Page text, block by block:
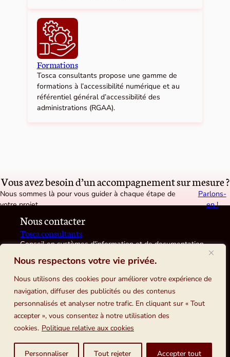
Nous respectons votre vie privée.
Nous utilisons des cookies pour améliorer votre expérience de
navigation, diffuser des publicités ou des contenus
personnalisés et analyser notre trafic. En cliquant sur « Tout
accepter », vous consentez à notre utilisation des
cookies. Politique relative aux cookies
Personnaliser Tout rejeter Accepter tout
Formations
Tosca consultants propose une gamme de
formations à l’accessibilité numérique et au
référentiel général d’accessibilité des
administrations (RGAA).
Vous avez besoin d’un accompagnement sur mesure ?
Nous sommes là pour vous guider à chaque étape de
votre projet.
Parlons-
en !
Nous contacter
Tosca consultants
Conseil en systèmes d'information et de documentation
Confidentialité
Politique de confidentialité